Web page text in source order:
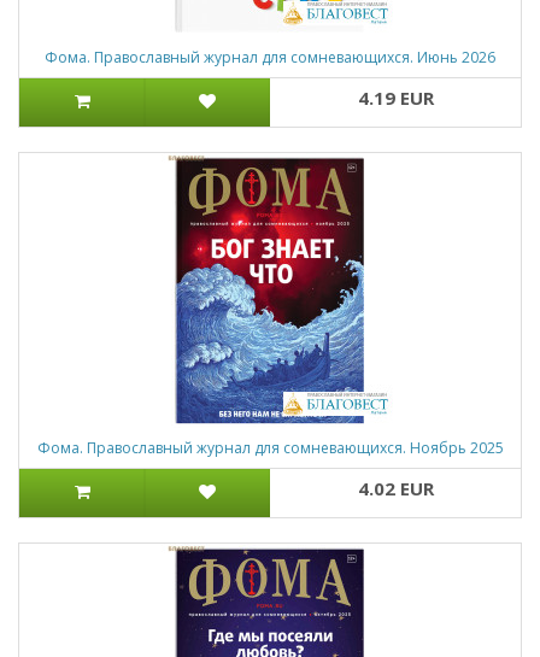
Фома. Православный журнал для сомневающихся. Июнь 2026
4.19 EUR
Фома. Православный журнал для сомневающихся. Ноябрь 2025
4.02 EUR